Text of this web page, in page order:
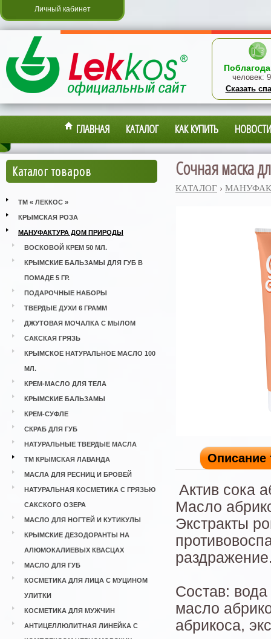
Личный кабинет
человек:
Сказать
ГЛАВНАЯ КАТАЛОГ КАК КУПИТЬ НОВОСТИ
Каталог товаров
ТМ « ЛЕККОС »
КРЫМСКАЯ РОЗА
МАНУФАКТУРА ДОМ ПРИРОДЫ
ВОСКОВОЙ КРЕМ 50 МЛ.
КРЫМСКИЕ БАЛЬЗАМЫ ДЛЯ ГУБ В
ПОМАДЕ 5 ГР.
ПОДАРОЧНЫЕ НАБОРЫ
ТВЕРДЫЕ ДУХИ 6 ГРАММ
ДЖУТОВАЯ МОЧАЛКА С МЫЛОМ
САКСКАЯ ГРЯЗЬ
КРЫМСКОЕ НАТУРАЛЬНОЕ МАСЛО 100
МЛ.
КРЕМ-МАСЛО ДЛЯ ТЕЛА
КРЫМСКИЕ БАЛЬЗАМЫ
КРЕМ-СУФЛЕ
СКРАБ ДЛЯ ГУБ
НАТУРАЛЬНЫЕ ТВЕРДЫЕ МАСЛА
ТМ КРЫМСКАЯ ЛАВАНДА
МАСЛА ДЛЯ РЕСНИЦ И БРОВЕЙ
НАТУРАЛЬНАЯ КОСМЕТИКА С ГРЯЗЬЮ
САКСКОГО ОЗЕРА
МАСЛО ДЛЯ НОГТЕЙ И КУТИКУЛЫ
КРЫМСКИЕ ДЕЗОДОРАНТЫ НА
АЛЮМОКАЛИЕВЫХ КВАСЦАХ
МАСЛО ДЛЯ ГУБ
КОСМЕТИКА ДЛЯ ЛИЦА С МУЦИНОМ
УЛИТКИ
КОСМЕТИКА ДЛЯ МУЖЧИН
АНТИЦЕЛЛЮЛИТНАЯ ЛИНЕЙКА С
Сочная маска
КАТАЛОГ ›
Описание
Актив сока
Масло
Экстракты
Состав:
масло
абрикоса,